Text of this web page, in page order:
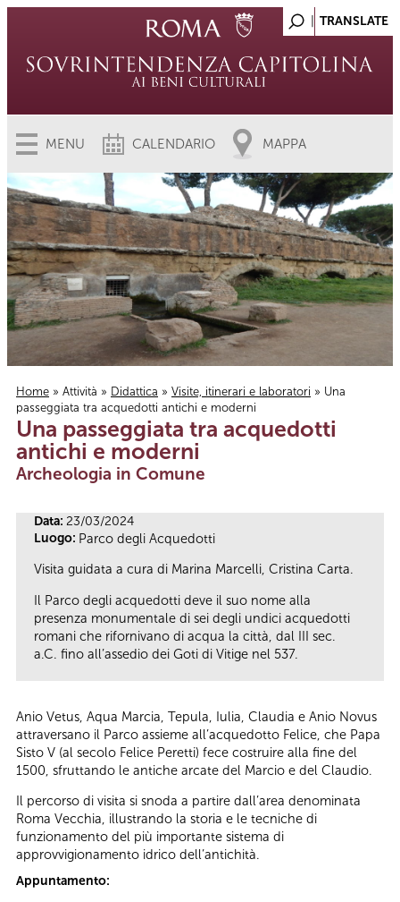
MENU CALENDARIO MAPPA
Tu sei qui
Home » Attività » Didattica » Visite, itinerari e laboratori » Una
passeggiata tra acquedotti antichi e moderni
Una passeggiata tra acquedotti
antichi e moderni
Archeologia in Comune
Data: 23/03/2024
Luogo: Parco degli Acquedotti
Visita guidata a cura di Marina Marcelli, Cristina Carta.
Il Parco degli acquedotti deve il suo nome alla
presenza monumentale di sei degli undici acquedotti
romani che rifornivano di acqua la città, dal III sec.
a.C. fino all’assedio dei Goti di Vitige nel 537.
Anio Vetus, Aqua Marcia, Tepula, Iulia, Claudia e Anio Novus
attraversano il Parco assieme all’acquedotto Felice, che Papa
Sisto V (al secolo Felice Peretti) fece costruire alla fine del
1500, sfruttando le antiche arcate del Marcio e del Claudio.
Il percorso di visita si snoda a partire dall’area denominata
Roma Vecchia, illustrando la storia e le tecniche di
funzionamento del più importante sistema di
approvvigionamento idrico dell’antichità.
Appuntamento: